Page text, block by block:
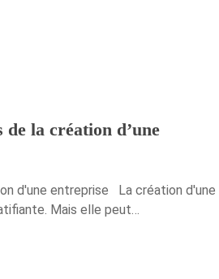
la création d’une
d'une entreprise La création d'une
Mais elle peut…